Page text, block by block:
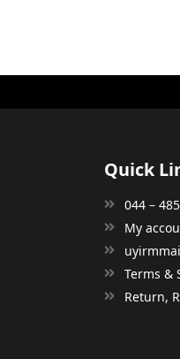
Quick
044 –
My
Terms &
Return,